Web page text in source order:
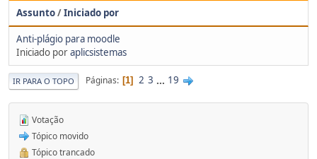
Assunto/Iniciado por
Anti-plágio para moodle
Iniciado poraplicsistemas
IR PARA O TOPO Páginas 1 2 3 ... 19
Votação
Tópico movido
Tópico trancado